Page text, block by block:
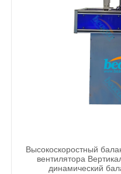
Высокоскоростный
вентилятора
динамический